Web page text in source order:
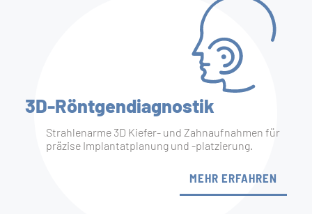
3D-Röntgen­diagnostik
Strahlenarme 3D Kiefer- und Zahnaufnahmen für
präzise Implantatplanung und -platzierung.
MEHR ERFAHREN